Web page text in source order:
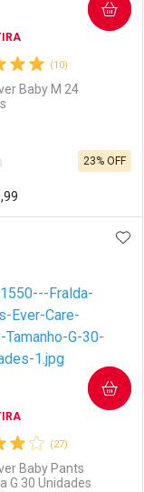
sem Desconto
22,39/cada
sem Desconto
22,39/cada
(10)
Baby M 24
,99
23% OFF
COMPRAR
FAVORITOS
(27)
Baby Pants
G 30 Unidades
COMPRAR